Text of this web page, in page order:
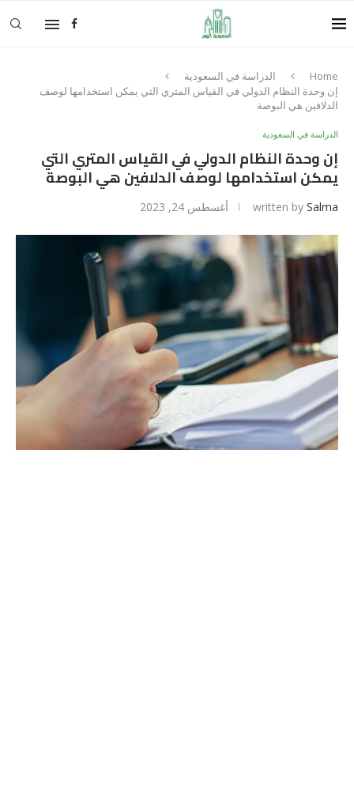
Home
الدراسة في السعودية
إن وحدة النظام الدولي في القياس المتري التي يمكن استخدامها لوصف
الدلافين هي البوصة
الدراسة في السعودية
إن وحدة النظام الدولي في القياس المتري التي
يمكن استخدامها لوصف الدلافين هي البوصة
written by Salma أغسطس 24, 2023